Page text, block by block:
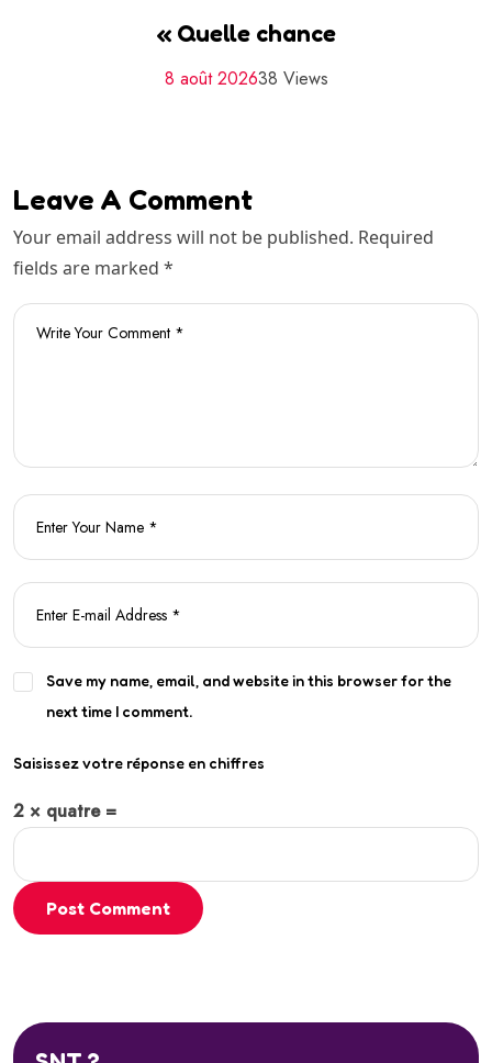
« Quelle chance
8 août 202638 Views
Leave A Comment
Your email address will not be published. Required
fields are marked *
Save my name, email, and website in this browser for the
next time I comment.
Saisissez votre réponse en chiffres
2 × quatre =
Post Comment